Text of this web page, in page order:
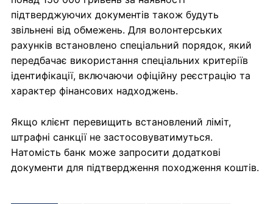
підтверджуючих документів також будуть
звільнені від обмежень. Для волонтерських
рахунків встановлено спеціальний порядок, який
передбачає використання спеціальних критеріїв
ідентифікації, включаючи офіційну реєстрацію та
характер фінансових надходжень.
Якщо клієнт перевищить встановлений ліміт,
штрафні санкції не застосовуватимуться.
Натомість банк може запросити додаткові
документи для підтвердження походження коштів.